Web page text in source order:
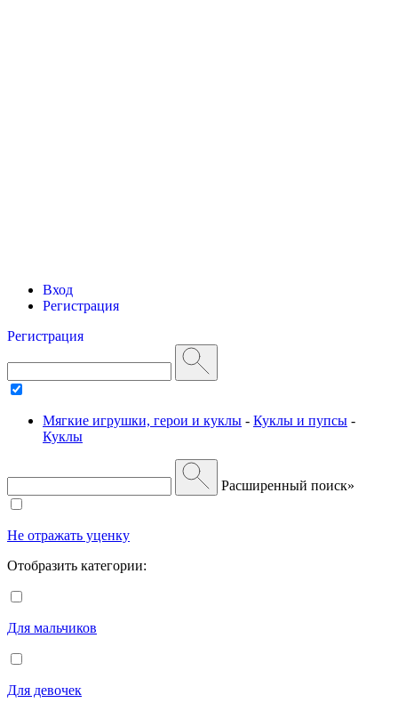
Вход
Регистрация
Регистрация
Мягкие игрушки, герои и куклы - Куклы и пупсы -
Куклы
Расширенный поиск»
Не отражать уценку
Отобразить категории:
Для мальчиков
Для девочек